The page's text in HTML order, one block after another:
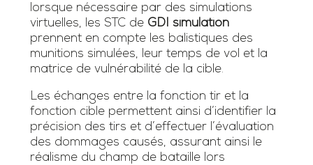
lorsque nécessaire par des simulations
virtuelles, les STC de GDI simulation
prennent en compte les balistiques des
munitions simulées, leur temps de vol et la
matrice de vulnérabilité de la cible.
Les échanges entre la fonction tir et la
fonction cible permettent ainsi d’identifier la
précision des tirs et d’effectuer l’évaluation
des dommages causés, assurant ainsi le
réalisme du champ de bataille lors